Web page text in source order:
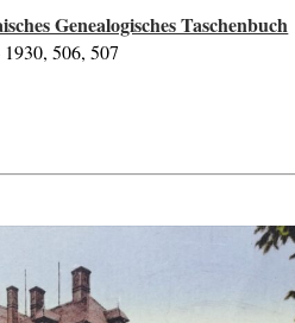
Genealogisches Taschenbuch
1930, 506, 507